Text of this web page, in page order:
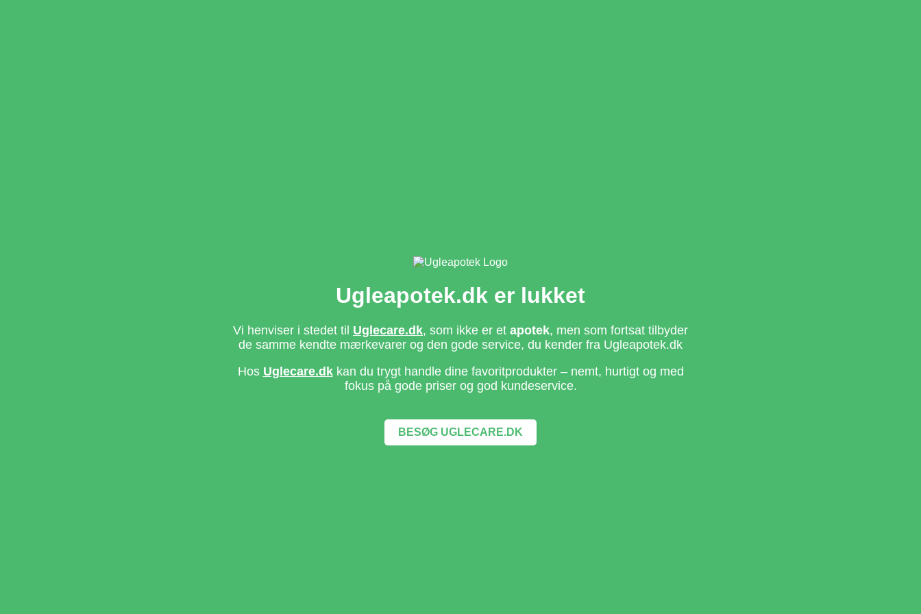
Ugleapotek.dk er lukket
Vi henviser i stedet til Uglecare.dk, som ikke er et apotek, men som fortsat tilbyder
de samme kendte mærkevarer og den gode service, du kender fra Ugleapotek.dk
Hos Uglecare.dkkan du trygt handle dine favoritprodukter – nemt, hurtigt og med
fokus på gode priser og god kundeservice.
BESØG UGLECARE.DK